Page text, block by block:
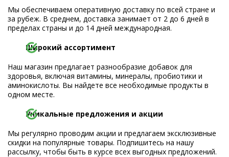
Мы обеспечиваем оперативную доставку по всей стране и
за рубеж. В среднем, доставка занимает от 2 до 6 дней в
пределах страны и до 14 дней международная.
Широкий ассортимент
Наш магазин предлагает разнообразие добавок для
здоровья, включая витамины, минералы, пробиотики и
аминокислоты. Вы найдете все необходимые продукты в
одном месте.
Уникальные предложения и акции
Мы регулярно проводим акции и предлагаем эксклюзивные
скидки на популярные товары. Подпишитесь на нашу
рассылку, чтобы быть в курсе всех выгодных предложений.